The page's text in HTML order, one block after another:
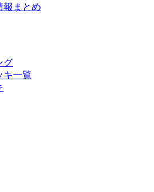
報まとめ
グ
キ一覧